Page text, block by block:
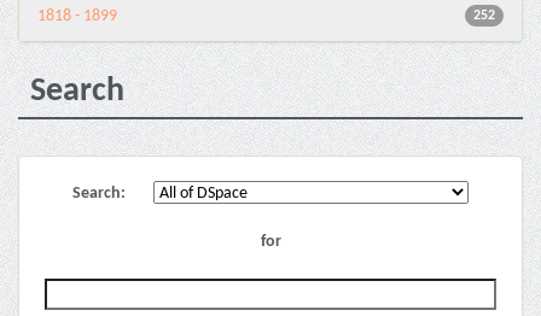
252
1818 - 1899
Search
Search:
for